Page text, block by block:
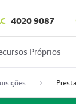
4020 9087
Próprios